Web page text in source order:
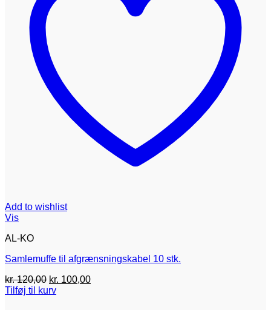
Add to wishlist
Vis
AL-KO
Samlemuffe til afgrænsningskabel 10 stk.
kr.120,00 Den
oprindelige
kr. 100,00Den
Tilføj til kurv